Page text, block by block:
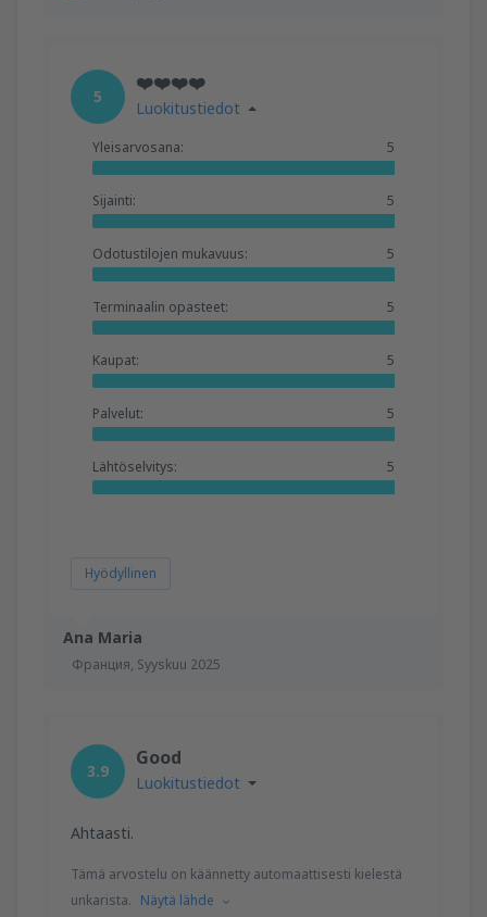
Ana Maria
Франция, Syyskuu 2025
5
❤️❤️❤️❤️
Luokitustiedot
Yleisarvosana: 5
Sijainti: 5
Odotustilojen mukavuus: 5
Terminaalin opasteet: 5
Kaupat: 5
Palvelut: 5
Lähtöselvitys: 5
Hyödyllinen
3.9
Good
Luokitustiedot
Ahtaasti.
Tämä arvostelu on käännetty automaattisesti kielestä
unkarista. Näytä lähde